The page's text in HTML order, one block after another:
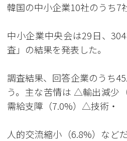
韓国の中小企業10社のうち7
中小企業中央会は29日、
査」の結果を発表した。
調査結果、回答企業のうち
う。主な苦情は △輸出減少
需給支障（7.0%）△技術・
人的交流縮小（6.8%）など